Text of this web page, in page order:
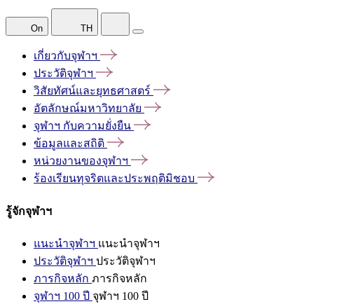
On TH
เกี่ยวกับจุฬาฯ
ประวัติจุฬาฯ
วิสัยทัศน์และยุทธศาสตร์
อัตลักษณ์มหาวิทยาลัย
จุฬาฯ กับความยั่งยืน
ข้อมูลและสถิติ
หน่วยงานของจุฬาฯ
ร้องเรียนทุจริตและประพฤติมิชอบ
รู้จักจุฬาฯ
แนะนำจุฬาฯ แนะนำจุฬาฯ
ประวัติจุฬาฯ ประวัติจุฬาฯ
ภารกิจหลัก ภารกิจหลัก
จุฬาฯ 100 ปี จุฬาฯ 100 ปี